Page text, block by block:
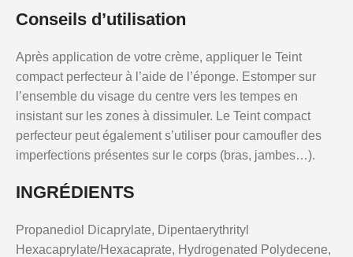
Conseils d’utilisation
Après application de votre crème, appliquer le Teint
compact perfecteur à l’aide de l’éponge. Estomper sur
l’ensemble du visage du centre vers les tempes en
insistant sur les zones à dissimuler. Le Teint compact
perfecteur peut également s’utiliser pour camoufler des
imperfections présentes sur le corps (bras, jambes…).
INGRÉDIENTS
Propanediol Dicaprylate, Dipentaerythrityl
Hexacaprylate/Hexacaprate, Hydrogenated Polydecene,